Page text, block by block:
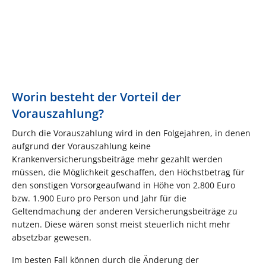
Worin besteht der Vorteil der
Vorauszahlung?
Durch die Vorauszahlung wird in den Folgejahren, in denen
aufgrund der Vorauszahlung keine
Krankenversicherungsbeiträge mehr gezahlt werden
müssen, die Möglichkeit geschaffen, den Höchstbetrag für
den sonstigen Vorsorgeaufwand in Höhe von 2.800 Euro
bzw. 1.900 Euro pro Person und Jahr für die
Geltendmachung der anderen Versicherungsbeiträge zu
nutzen. Diese wären sonst meist steuerlich nicht mehr
absetzbar gewesen.
Im besten Fall können durch die Änderung der